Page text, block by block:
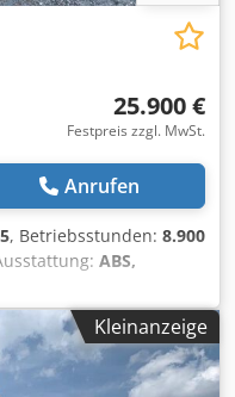
25.900 €
Festpreis zzgl. MwSt.
Anrufen
, Betriebsstunden: 8.900
ABS,
mm
mm
min
Kleinanzeige